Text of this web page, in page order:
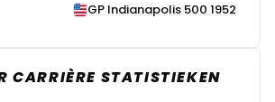
GP Indianapolis 500 1952
CARRIÈRE STATISTIEKEN